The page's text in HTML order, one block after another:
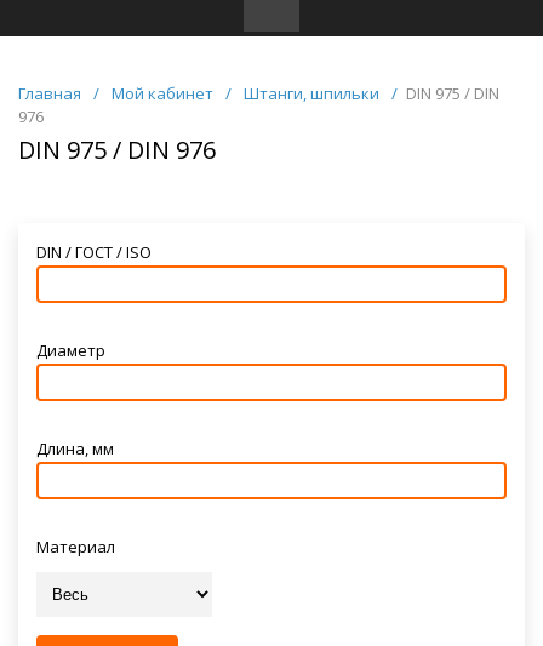
Главная / Мой кабинет / Штанги, шпильки / DIN 975 / DIN
976
DIN 975 / DIN 976
DIN / ГОСТ / ISO
Диаметр
Длина, мм
Материал